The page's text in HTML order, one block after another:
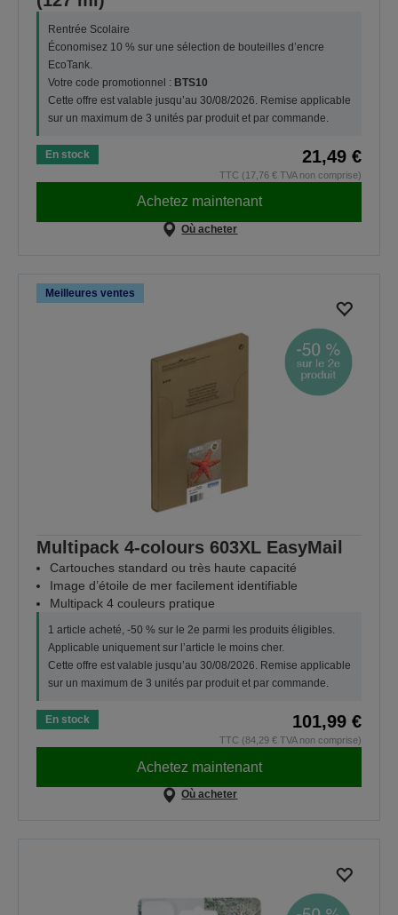
Rentrée Scolaire
Économisez 10 % sur une sélection de bouteilles d’encre
EcoTank.
Votre code promotionnel : BTS10
Cette offre est valable jusqu’au 30/08/2026. Remise applicable
sur un maximum de 3 unités par produit et par commande.
En stock 21,49 €
TTC (17,76 € TVA non comprise)
Achetez maintenant
Où acheter
Meilleures ventes
Multipack 4-colours 603XL EasyMail
Cartouches standard ou très haute capacité
Image d’étoile de mer facilement identifiable
Multipack 4 couleurs pratique
1 article acheté, -50 % sur le 2e parmi les produits éligibles.
Applicable uniquement sur l’article le moins cher.
Cette offre est valable jusqu’au 30/08/2026. Remise applicable
sur un maximum de 3 unités par produit et par commande.
En stock 101,99 €
TTC (84,29 € TVA non comprise)
Achetez maintenant
Où acheter